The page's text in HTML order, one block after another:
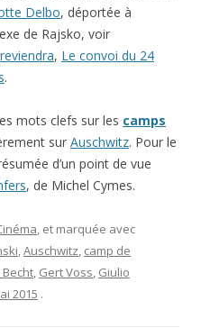
Delbo, déportée à
de Rajsko, voir
, Le convoi du 24
.
mots clefs sur les camps
sur Auschwitz. Pour le
d’un point de vue
, de Michel Cymes.
, et marquée avec
,Auschwitz, camp de
, Gert Voss, Giulio
2015 .